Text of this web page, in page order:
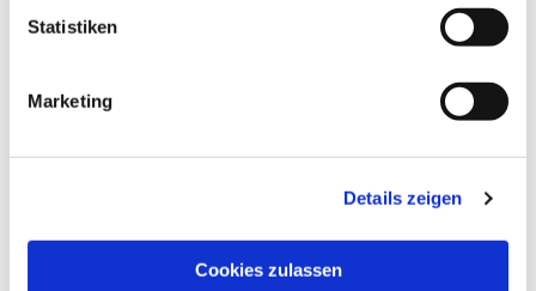
Statistiken
Marketing
Details zeigen
Cookies zulassen